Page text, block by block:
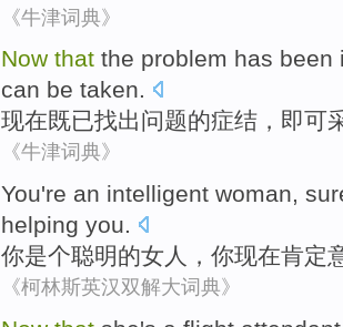
《牛津词典》
Now that the problem has been
can be taken.
现在既已找出问题的症结， 即可
《牛津词典》
You're an intelligent woman,
helping you.
你是个聪明的女人 ，你现在肯定
《柯林斯英汉双解大词典》